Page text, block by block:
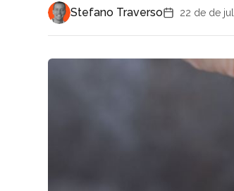
Stefano Traverso 22 de de